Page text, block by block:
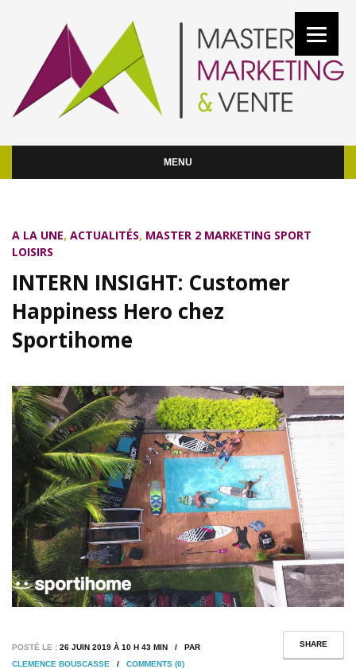
MENU
A LA UNE, ACTUALITÉS, MASTER 2 MARKETING SPORT
LOISIRS
INTERN INSIGHT: Customer
Happiness Hero chez
Sportihome
SHARE
POSTÉ LE : 26 JUIN 2019 À 10 H 43 MIN / PAR
CLEMENCE BOUSCASSE / COMMENTS (0)